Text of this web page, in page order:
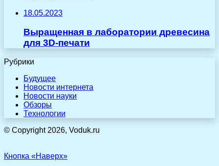
18.05.2023
Выращенная в лаборатории древесина
для 3D-печати
Рубрики
Будущее
Новости интернета
Новости науки
Обзоры
Технологии
© Copyright 2026, Voduk.ru
Кнопка «Наверх»